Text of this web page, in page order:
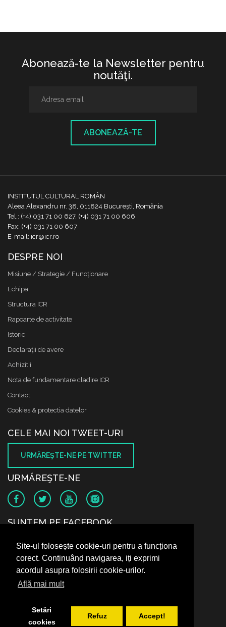
Site-ul folosește cookie-uri pentru a funcționa
corect. Continuând navigarea, iți exprimi
acordul asupra folosirii cookie-urilor.
Află mai mult
Setări
cookies
Refuz Accept!
Abonează-te la Newsletter pentru
noutăţi.
ABONEAZĂ-TE
INSTITUTUL CULTURAL ROMÂN
Aleea Alexandru nr. 38, 011824 București, România
Tel.: (+4) 031 71 00 627, (+4) 031 71 00 606
Fax: (+4) 031 71 00 607
E-mail: icr@icr.ro
DESPRE NOI
Misiune / Strategie / Funcţionare
Echipa
Structura ICR
Rapoarte de activitate
Istoric
Declaraţii de avere
Achizitii
Nota de fundamentare cladire ICR
Contact
Cookies & protectia datelor
CELE MAI NOI TWEET-URI
URMĂREŞTE-NE PE TWITTER
URMĂREŞTE-NE
SUNTEM PE FACEBOOK